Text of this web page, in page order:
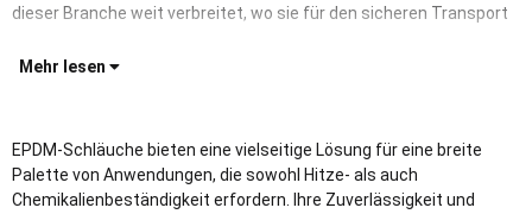
dieser Branche weit verbreitet, wo sie für den sicheren Transport
Mehr lesen
EPDM-Schläuche bieten eine vielseitige Lösung für eine breite
Palette von Anwendungen, die sowohl Hitze- als auch
Chemikalienbeständigkeit erfordern. Ihre Zuverlässigkeit und